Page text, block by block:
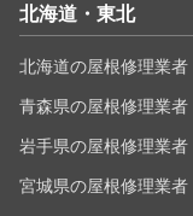
北海道・東北
北海道の屋根修理業者
青森県の屋根修理業者
岩手県の屋根修理業者
宮城県の屋根修理業者